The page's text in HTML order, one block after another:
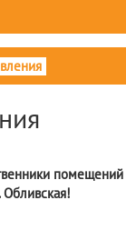
помещений